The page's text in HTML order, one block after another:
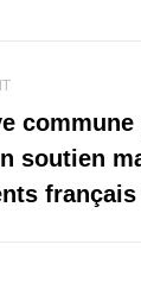
commune
soutien